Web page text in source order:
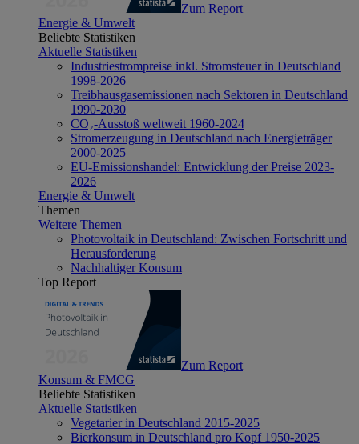
Zum Report
Energie & Umwelt
Beliebte Statistiken
Aktuelle Statistiken
Industriestrompreise inkl. Stromsteuer in Deutschland
1998-2026
Treibhausgasemissionen nach Sektoren in Deutschland
1990-2030
CO₂-Ausstoß weltweit 1960-2024
Stromerzeugung in Deutschland nach Energieträger
2000-2025
EU-Emissionshandel: Entwicklung der Preise 2023-
2026
Energie & Umwelt
Themen
Weitere Themen
Photovoltaik in Deutschland: Zwischen Fortschritt und
Herausforderung
Nachhaltiger Konsum
Top Report
Zum Report
Konsum & FMCG
Beliebte Statistiken
Aktuelle Statistiken
Vegetarier in Deutschland 2015-2025
Bierkonsum in Deutschland pro Kopf 1950-2025